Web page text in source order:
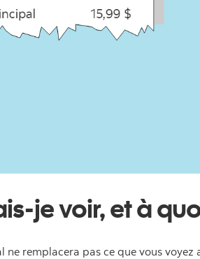
je voir, et à
ne remplacera pas ce que vous